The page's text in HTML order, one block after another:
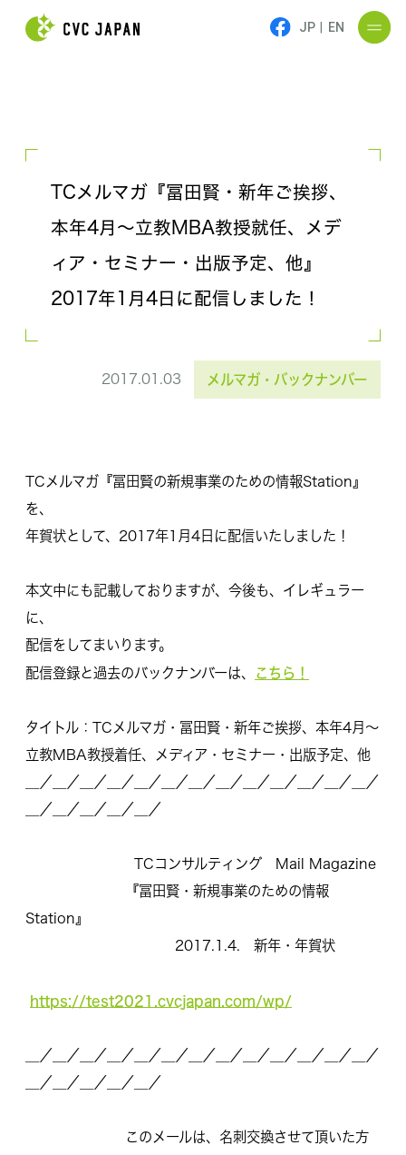
JP EN
TCメルマガ『冨田賢・新年ご挨拶、
本年4月～立教MBA教授就任、メデ
ィア・セミナー・出版予定、他』
2017年1月4日に配信しました！
2017.01.03 メルマガ・バックナンバー
TCメルマガ『冨田賢の新規事業のための情報Station』
を、
年賀状として、2017年1月4日に配信いたしました！
本文中にも記載しておりますが、今後も、イレギュラー
に、
配信をしてまいります。
配信登録と過去のバックナンバーは、
こちら！
タイトル：TCメルマガ・冨田賢・新年ご挨拶、本年4月～
立教MBA教授着任、メディア・セミナー・出版予定、他
＿／＿／＿／＿／＿／＿／＿／＿／＿／＿／＿／＿／＿／
＿／＿／
＿／＿／＿／
TCコンサルティング Mail Magazine
『冨田賢・新規事業のための情報
Station』
2017.1.4. 新年・年賀状
https://test2021.cvcjapan.com/wp/
＿／＿／＿／＿／＿／＿／＿／＿／＿／＿／＿／＿／＿／
＿／＿／
＿／＿／＿／
このメールは、名刺交換させて頂いた方